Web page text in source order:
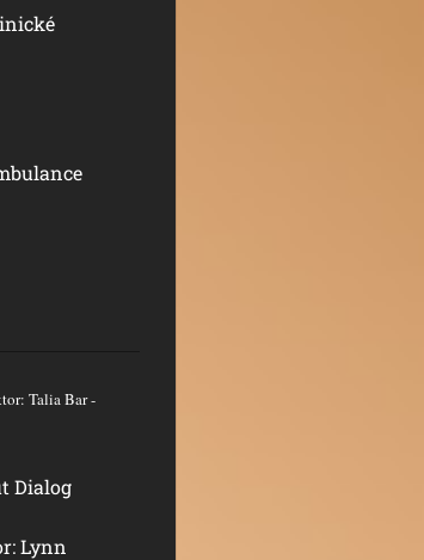
Talia Bar -
Dialog
Lynn